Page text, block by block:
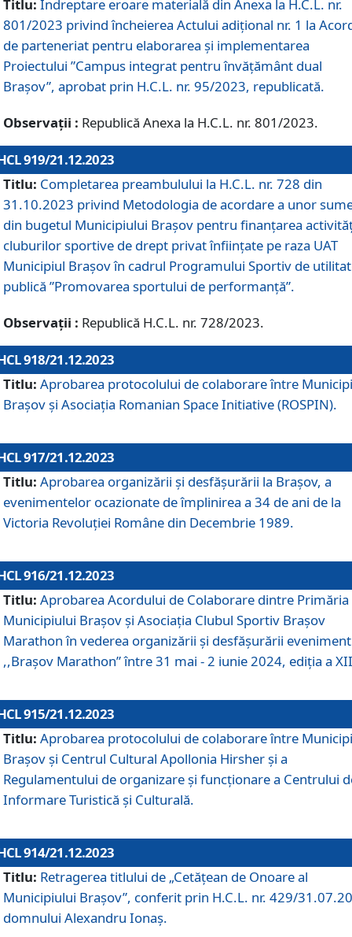
Titlu: Îndreptare eroare materială din Anexa la H.C.L. nr.
801/2023 privind încheierea Actului adițional nr. 1 la
de parteneriat pentru elaborarea și implementarea
Proiectului ”Campus integrat pentru învățământ dual
Brașov”, aprobat prin H.C.L. nr. 95/2023, republicată.
Observații : Republică Anexa la H.C.L. nr. 801/2023.
919/21.12.2023
Titlu: Completarea preambulului la H.C.L. nr. 728 din
31.10.2023 privind Metodologia de acordare a unor
din bugetul Municipiului Brașov pentru finanțarea
cluburilor sportive de drept privat înființate pe raza UAT
Municipiul Brașov în cadrul Programului Sportiv de
publică ”Promovarea sportului de performanță”.
Observații : Republică H.C.L. nr. 728/2023.
918/21.12.2023
Titlu: Aprobarea protocolului de colaborare între
Brașov și Asociația Romanian Space Initiative (ROSPIN).
917/21.12.2023
Titlu: Aprobarea organizării şi desfăşurării la Braşov, a
evenimentelor ocazionate de împlinirea a 34 de ani de la
Victoria Revoluţiei Române din Decembrie 1989.
916/21.12.2023
Titlu: Aprobarea Acordului de Colaborare dintre Primăria
Municipiului Brașov și Asociația Clubul Sportiv Brașov
Marathon în vederea organizării și desfășurării
,,Brașov Marathon” între 31 mai - 2 iunie 2024, ediția a
915/21.12.2023
Titlu: Aprobarea protocolului de colaborare între
Brașov și Centrul Cultural Apollonia Hirsher și a
Regulamentului de organizare și funcționare a Centrului
Informare Turistică și Culturală.
914/21.12.2023
Titlu: Retragerea titlului de „Cetățean de Onoare al
Municipiului Brașov”, conferit prin H.C.L. nr. 429/
domnului Alexandru Ionaș.